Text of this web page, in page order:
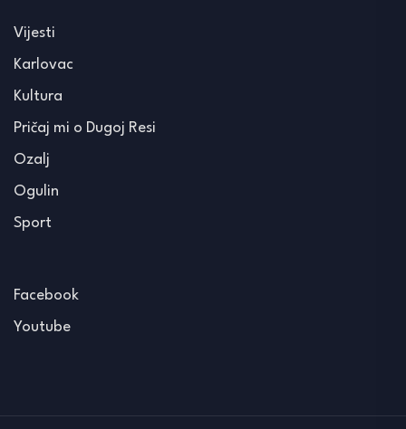
Vijesti
Karlovac
Kultura
Pričaj mi o Dugoj Resi
Ozalj
Ogulin
Sport
Facebook
Youtube